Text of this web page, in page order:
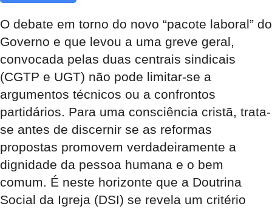
O debate em torno do novo “pacote laboral” do
Governo e que levou a uma greve geral,
convocada pelas duas centrais sindicais
(CGTP e UGT) não pode limitar-se a
argumentos técnicos ou a confrontos
partidários. Para uma consciência cristã, trata-
se antes de discernir se as reformas
propostas promovem verdadeiramente a
dignidade da pessoa humana e o bem
comum. É neste horizonte que a Doutrina
Social da Igreja (DSI) se revela um critério